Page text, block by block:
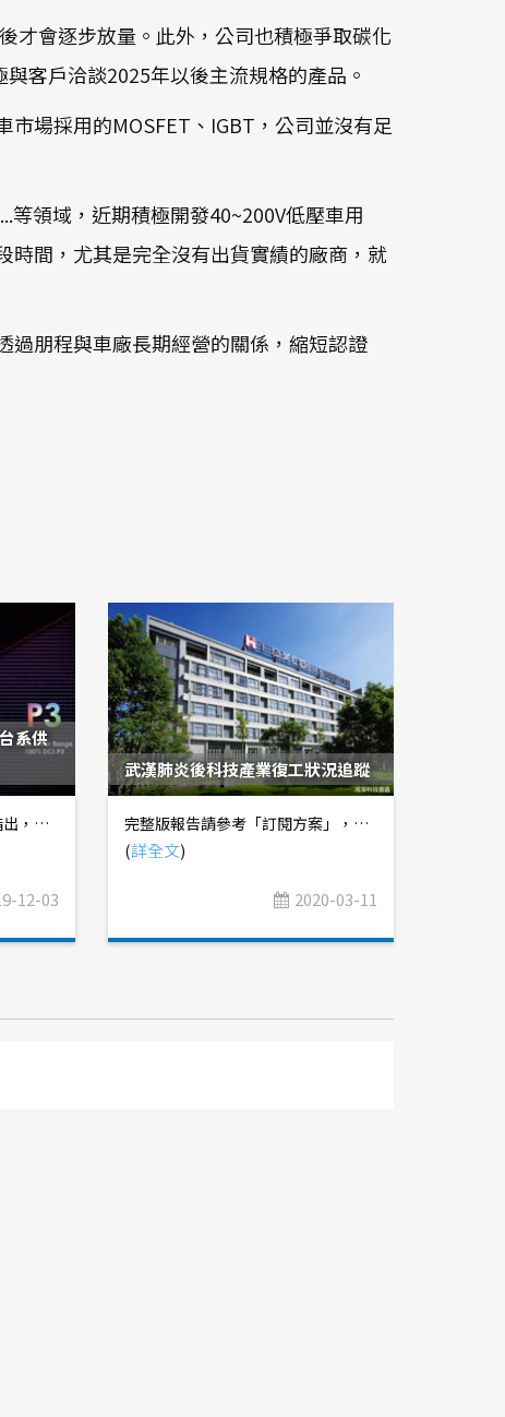
才會逐步放量。此外，公司也積極爭取碳化
客戶洽談2025年以後主流規格的產品。
場採用的MOSFET、IGBT，公司並沒有足
領域，近期積極開發40~200V低壓車用
時間，尤其是完全沒有出貨實績的廠商，就
過朋程與車廠長期經營的關係，縮短認證
系供
日前天風證券分析師郭明錤指出，蘋果(Apple)將在2020Q3推出首款搭載12.9" Mini LED顯示器的iPad Pro，並在2020Q4接續推出首款搭載16" Mini LED顯示器的MacBook Pro，意味著Mini LED正式進軍高階Tablet、NB市場。隨著Apple持續在高階產品導入Mini LED，很可能會促使同樣主打高階市場的微軟(Microsoft) Surface Pro系列，以及主流NB品牌廠惠普(HP)、戴爾(Dell)、聯想(Lenovo)......等跟進。 Mini LED是新世代顯示技術Micro LED的前驅技術(備註：Mini LED產業鏈可參考「Mini LED產業地圖」)，有別於Micro LED是利用超微型LED自發光的特性，來達成顯示效果，Mini LED則是將微型LED作為面板背光源，結構上更接近傳統LCD面板。相較於傳統LED晶粒尺寸邊長在300um以上，Mini LED採用的微型LED晶粒尺寸邊長只有100~150um；而Micro LED的超微型LED晶粒尺寸邊長更是在30um以下。 要達成Micro LED量產最大的技術難題，在於「巨量轉移」(Mass Transfer)，也就是要把製作完成的LED磊晶片，切割成數萬顆超微型LED，再整齊排列於基板上，並完成打線。以FHD畫質的Micro LED顯示器面板(解析度1,920 x 1,080)來說，基板上大約有207萬個畫素，每個畫素搭載紅、綠、藍光三顆超微型LED晶粒，總計需要621萬顆超微型LED，其中只要有6顆故障，就無法正常運作！因此，Micro LED基板的製作良率，最少必須達到99.9999%以上，才能實現量產，後續再針對故障的畫素點進行修復工程。 除了LED磊晶片是沉積在藍寶石基板上，硬度高，切割非常困難，要同時轉移如此大量的超微型LED，並整齊排列、精密完成打線，也是一大難題。目前，國內只有一家公司，號稱有能力在2019年底領先全球達成Micro LED試產，就是繼承工研院技術，並有聯電、晶電、友達三大富爸爸撐腰的錼創科技。最大的關鍵，在於錼創科技擁有非常完整的「巨量轉移」技術專利，又因Micro LED的製程與傳統LED差異非常大，市面上買不到設備，必須自行設計開發。 由於Micro LED量產門檻過高，且初期恐因產能未達經濟規模、良率有待改善......等因素，使量產成本居高不下，估計是LCD顯示器的3倍以上，故晶電在2018年率先提出Mini LED的概念，並獲得台系面板業者熱烈響應。由於Mini LED背光可透過局部調光的方式，提升LCD顯示器的畫質至接近OLED顯示器的水準，厚度也非常接近，且成本只要60~70%，耗電量更只要20~30%，產品壽命也大幅延長，故Mini LED被台系面板業者視為反攻市場的秘密武器(詳見【表一】)。 【表一】TFT-LCD、OLED、Mini/Micro LED比較 (備註：「量產成本」星級越高表示成本越昂貴，「耗電量」星級越高表示越耗電。) 台系Mini LED產業鏈，主要分為LED業者、面板業者兩大陣營。LED業者的代表，當然是國內LED領導廠商晶電，主要以旗下子公司元豐新科技投入研發設計及供應鏈整合，將LED晶片交由合作夥伴葳天科技負責量產模組，預計2020年資本支出將從20~30億元提升至50億元，在2020Q2以前將Mini LED月產能從100KK提升至200KK，滿足客戶在下半年的強勁需求；面板業者的代表，則是友達及群創，分別以旗下隆達、榮創，與面板廠整合提供一條龍服務。 目前國內三大Mini LED陣營，以晶電集團的量產進度最快，預計2019年底以前就會開始試產，趕上2020Q3新款iPad Pro及2020Q4新款MacBook Pro的需求。根據天風證券預估，NB/Tablet用Mini LED顯示器，初期模組單價將高達250~300美元，約使用7,000~8,000顆Mini LED，2020~2022年出貨量將分別達200~300萬套、400~500萬套、700~900萬套。 由於Mini LED晶粒製造難度較高，預期Apple會同時採用多家供應商，以分散風險，包括晶電/豐田合成(Toyota Gosei)、首爾半導體(Seoul Semi)、歐司朗(Osram)都有機會切入供應鏈。而在LED晶粒封裝段，億光有機會搭上晶電的順風車，順勢取得訂單。未來non-Apple陣營，則可以觀察友達集團的隆達，以及鴻海集團的光鋐、榮創，據了解，隆達已掌握不少non-Apple品牌的高階NB訂單。 在晶電集團大幅擴增資本支出下，晶片檢測分選設備廠商惠特、久元可望受惠，而友達集團則是暫時將檢測分選製程外包，所以相關業者也能接到代工訂單。 在LED Driver IC，國內聚積在細間距及整合型產品的技術領先同業(不確定Apple是否採用)，最大的競爭對手是陸系業者集創北方，雙方在中低階LED Driver IC市場價格競爭激烈，未來聯詠、奇景光電......等LCD Driver IC業者也可能會切入市場。 在SMT表面黏著製程，以及SMT製程使用的PCB，則分別對應到台表科、臻鼎-KY(旗下鵬鼎)、欣興。 而在背光模組及顯示器模組組裝，韓系供應商由LG Display與韓國背光模組大廠Heesung垂直整合，台系供應商則以近年切入MacBook LCM組裝的GIS-KY較有機會，另外瑞儀因在NB LCM背光模組製造經驗較豐富，也有可能搶下MacBook Pro訂單。
12-03
武漢肺炎後科技產業復工狀況追蹤
完整版報告請參考「訂閱方案」，包括「武漢肺炎後科技產業復工狀況追蹤 (上)」、「武漢肺炎後科技產業復工狀況追蹤 (下)」兩篇，將提供更詳細的分析圖表及內容。 在武漢肺炎疫情爆發後，中國政府採取大規模「封城」或「封閉式管理」，降低疫情擴散的風險，但也導致工廠在春節假期後無法順利復工，至今產能利用率尚未回到正常水準，並反映在2020年2月疲弱的PMI上(詳見【圖一】)。 【圖一】中國製造業PMI趨勢 (備註：根據財經M平方的指標說明，中國的PMI涵蓋企業採購、生產、流通等各個環節，能反映全體製造業景氣，由五個項目組成，分別為新訂單、產出、從業人員、供應商配送時間、原材料庫存庫存，均以50作為景氣榮枯分界點。) 然而，在習近平的領導下，預期2020年3月以後，中國的政策主軸將會從「全力防疫」轉向「全面復工」，否則經濟大幅下滑有可能會導致政權動盪，故本報告將來討論各產業的「復工」近況。 一、ODM/EMS ODM/EMS業者的復工率是最重要的，倘若下游組裝代工廠沒有復工，當然也不會向上游的零組件拉貨，整串產業鏈就會停擺。 儘管全球最大EMS業者鴻海指出，目前復工率已達季節性人力需求50%，預計2020年3月底將完全復工；但由於武漢肺炎也影響到2020Q1終端需求，合理推測，實際出貨量仍是低於季節性水準。根據鴻海法說會的資料，2020Q1營收有可能較去年同期衰退15~20%，但經營層認為，2020上半年營收應會較去年同期持平，亦即需求只是遞延而非消失，2020Q2營收成長動能非常強勁。(法說會摘要可參考微股力「財報分析實戰應用」專案文章「從鴻海法說會觀察科技產業復工狀況」。) 二、被動元件 在「廠商庫存水位吃緊，MLCC醞釀漲價？」獨家產業報告，我們已經提出，由於下游ODM/EMS客戶尚未完全復工，需求疲弱，國巨的漲價只是反映自身復工率偏低、庫存不足，而非產業供給短缺。 定錨認為，被動元件在2020Q2 ODM/EMS完全復工後，才會開始面臨供需吃緊的情形，屆時漲價趨勢才會更為明確。 三、記憶體 武漢肺炎對DRAM的需求還是有產生一些影響，主要是2020Q1手機、PC/NB出貨量大幅下修，以及5G手機滲透率也不如預期；但伺服器市場所受影響相對輕微，仍會推升記憶體需求成長率略高於供給成長率(詳見【圖二】)。 【圖二】全球記憶體位元數供需成長率預估 由於需求減少主要是集中反映在2020年2、3月，而DRAM業者擴張資本支出的時間點依然會落在2020下半年，故我們認為，DRAM產業在2020Q1將呈現「價漲量平」的趨勢，2020Q2視下游ODM/EMS廠復工狀況，有機會「價漲量增」。 至於NAND Flash的主要趨勢是伺服器搭載SSD容量及滲透率提高，而伺服器出貨量受武漢肺炎衝擊程度低於消費性電子產品，需求相對較不受影響，2020上半年「價漲量增」的趨勢不變。 四、PCB 主攻伺服器、網通板的廠商，2020年2月營收動能仍非常強勁，驗證武漢肺炎疫情對科技產業的影響，主要集中在消費性電子，包括PC/NB、手機，對於伺服器、網通產品的影響較小。 但主攻PC/NB、手機板的廠商，受到ODM/EMS廠停工，以及5G手機滲透率爬升速度放緩影響，所受衝擊較大。然2020年手機類載板(SLP)層數提升、線寬微縮(詳見「手機主板HDI、SLP規格升級，供應鏈受惠」獨家產業報告)，並導入更低損耗的銅箔基板(CCL)材料，有助於單價提升，這項趨勢仍沒有改變。此外，應用於Sub-6GHz手機的MPI軟板，以及應用於毫米波手機的LCP軟板，仍是2020下半年的主要趨勢。 五、半導體 武漢肺炎的疫情，主要衝擊手機、PC/NB、TV供應鏈，觀察手機相關晶片業者2020年2月營收，普遍較前一個月下滑，但掌握「5G晶片」、「高刷新率TDDI」、「TWS耳機」題材的公司，業績還是相對有撐。而伺服器供應鏈早已在去年中美貿易戰時，提前將產能轉往東南亞、台灣，短期內暫不受疫情影響，相關晶片業者2020年2月營收表現皆非常強勁。 由於消費性相關IC設計業者出貨動能較疲軟，晶圓代工廠2020年2月營收也稍微受到影響，惟台積電因去年同期有光阻劑事件干擾，基期較低，加上AMD新產品投片量大幅成長，年增率仍相當亮眼；而世界先進則是因為新加坡廠產能利用率持續拉升，月增率、年增率皆有不錯的表現。 儘管手機供應鏈受疫情衝擊相對較大，但「去美化」的趨勢持續，使得陸系品牌業者在砍單時優先開鍘美系供應商，台系供應商的營收動能並沒有放緩的現象，尤其「去美化」概念股 ── 立積、穩懋、宏捷科、矽格......等，2020年2月營收年增率仍相當強勢 至於矽晶圓方面，今年以來8吋矽晶圓供需結構較為吃緊，12吋矽晶圓亦受惠於記憶體產業景氣復甦，需求稍有回溫，主要矽晶圓廠2020年2月營收表現都還不錯。 六、面板 主要面板廠2020年2月營收表現良莠不齊，理論上，台系面板廠在中國地區產能皆低於集團總產能10%，受惠於大尺寸面板報價回溫，小尺寸面板報價止跌，表現應該要不錯；但實際上，只有友達的表現堪稱合格，群創、彩晶的表現並不理想，觀察下游背光模組廠的營收表現，推測可能是組裝段產能受到較大的衝擊，使得下游客戶拉貨力道放緩。 值得留意的是，2020年顯示器行業即將迎來新變革，也就是蘋果(Apple)將在2020下半年推出的iPad Pro、MacBook Pro導入Mini LED，相關供應鏈包括聚積、晶電、台表科，因現階段尚未進入量產期，短期內的營收不是太值得關注，待2020Q2季末再作觀察。 七、網通系統廠 網通系統廠在2019年中美貿易戰時，積極擴建海外第三地產能，使得武漢肺炎疫情中國全面停工，對網通系統廠的衝擊遠低於ODM/EMS廠，但由於主要網通系統廠仍有至少30~40%的產能位於中國，還是難免受到一些影響。 八、汽車 中國汽車業受停工衝擊比電子業更大，部份整車廠已經面臨斷料，主攻陸系自主或合資品牌的胡連、英利-KY、皇田首當其衝。 九、航運 農曆年後，航商積極安排縮班減艙，維持運價，2020年2月閒置運能高達6.6%，創金融海嘯以來新高。高、低硫油利差，則因運輸業需求下滑，以及地緣政治干擾油價，從年初300~350美元大幅收斂至100~150美元，惟此現象應屬短期效應，預期2020Q2廠商全面復工後，利差將會再度回升。 由於武漢肺炎疫情影響到2020Q1運力需求，Alphaliner修正2020、2021年全球貨櫃航運需求成長率至1.5%、2.5%，供給成長率則為3.1%、2.5%(詳見【圖三】)，預期2020下半年航運旺季將達到供需平衡，並延續至2021年。 【圖三】全球貨櫃航運供需成長率
(詳全文)
2020-03-11